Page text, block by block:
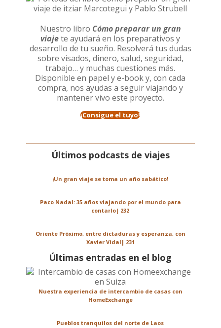
Nuestro libro Cómo preparar un gran
viajete ayudará en los preparativos y
desarrollo de tu sueño. Resolverá tus dudas
sobre visados, dinero, salud, seguridad,
trabajo… y muchas cuestiones más.
Disponible en papel y e-book y, con cada
compra, nos ayudas a seguir viajando y
mantener vivo este proyecto.
¡Consigue el tuyo!
Últimos podcasts de viajes
¡Un gran viaje se toma un año sabático!
Paco Nadal: 35 años viajando por el mundo para
contarlo| 232
Oriente Próximo, entre dictaduras y esperanza, con
Xavier Vidal| 231
Últimas entradas en el blog
Nuestra experiencia de intercambio de casas con
HomeExchange
Pueblos tranquilos del norte de Laos